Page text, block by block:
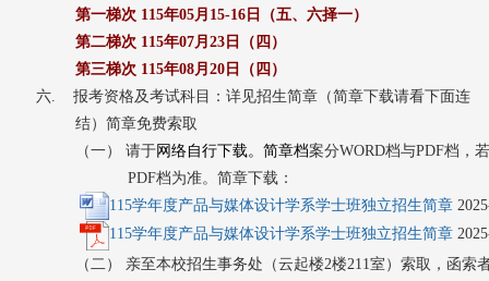
第一梯次 115年05月15-16日（五、六择一）
第二梯次 115年07月23日
（四）
第三梯次 115年08月20日（四）
六.
报考资格及考试科目：详见招生简章（简章下载请看下面连
结）简章免费索取
（一） 请于网络自行下载。简章档案分WORD档与PDF档，
PDF档为准。简章下载：
115学年度产品与媒体设计学系学士班独立招生简章
115学年度产品与媒体设计学系学士班独立招生简章
（二） 亲至本校招生事务处（云起楼2楼211室）索取，函索